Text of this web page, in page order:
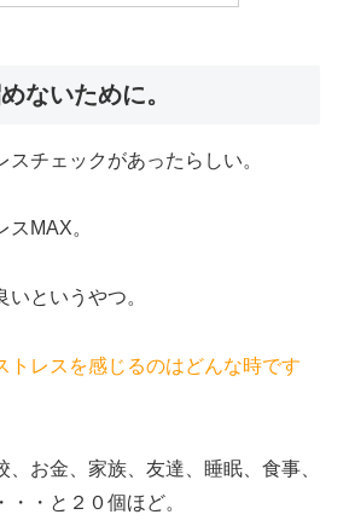
ないために。
チェックがあったらしい。
スMAX。
いというやつ。
トレスを感じるのはどんな時です
、お金、家族、友達、睡眠、食事、
・と２０個ほど。